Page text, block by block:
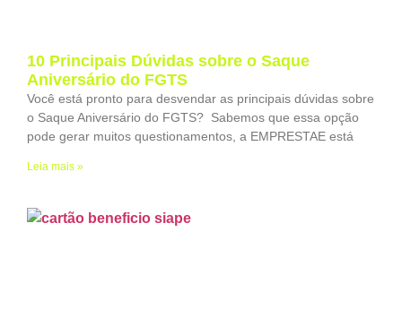
10 Principais Dúvidas sobre o Saque
Aniversário do FGTS
Você está pronto para desvendar as principais dúvidas sobre
o Saque Aniversário do FGTS? Sabemos que essa opção
pode gerar muitos questionamentos, a EMPRESTAE está
Leia mais »